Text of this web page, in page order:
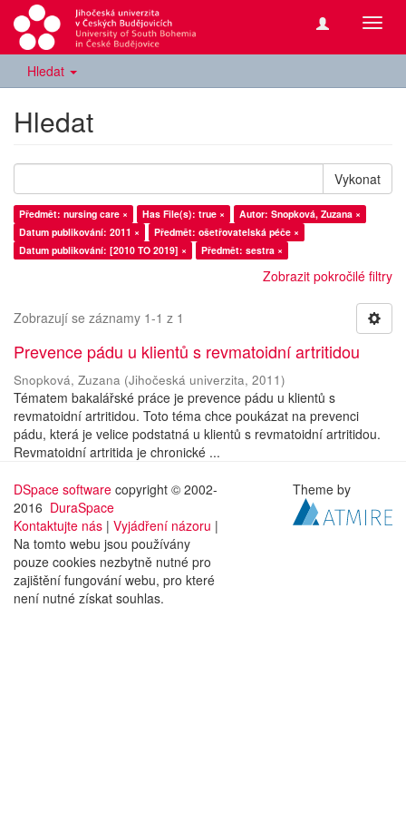
Hledat
Hledat
Vykonat
Předmět: nursing care × Has File(s): true ×
Autor: Snopková, Zuzana ×
Datum publikování: 2011 ×
Předmět: ošetřovatelská péče ×
Datum publikování: [2010 TO 2019] ×
Předmět: sestra ×
Zobrazit pokročilé filtry
Zobrazují se záznamy 1-1 z 1
Prevence pádu u klientů s revmatoidní artritidou
Snopková, Zuzana (Jihočeská univerzita, 2011)
Tématem bakalářské práce je prevence pádu u klientů s
revmatoidní artritidou. Toto téma chce poukázat na prevenci
pádu, která je velice podstatná u klientů s revmatoidní artritidou.
Revmatoidní artritida je chronické ...
DSpace software copyright © 2002-
2016 DuraSpace
Kontaktujte nás | Vyjádření názoru |
Na tomto webu jsou používány
pouze cookies nezbytně nutné pro
zajištění fungování webu, pro které
není nutné získat souhlas.
Theme by